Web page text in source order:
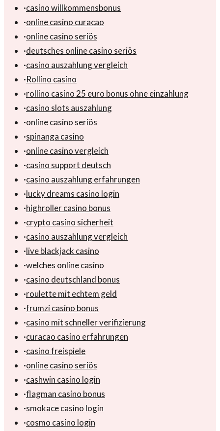
·casino willkommensbonus
·online casino curacao
·online casino seriös
·deutsches online casino seriös
·casino auszahlung vergleich
·Rollino casino
·rollino casino 25 euro bonus ohne einzahlung
·casino slots auszahlung
·online casino seriös
·spinanga casino
·online casino vergleich
·casino support deutsch
·casino auszahlung erfahrungen
·lucky dreams casino login
·highroller casino bonus
·crypto casino sicherheit
·casino auszahlung vergleich
·live blackjack casino
·welches online casino
·casino deutschland bonus
·roulette mit echtem geld
·frumzi casino bonus
·casino mit schneller verifizierung
·curacao casino erfahrungen
·casino freispiele
·online casino seriös
·cashwin casino login
·flagman casino bonus
·smokace casino login
·cosmo casino login